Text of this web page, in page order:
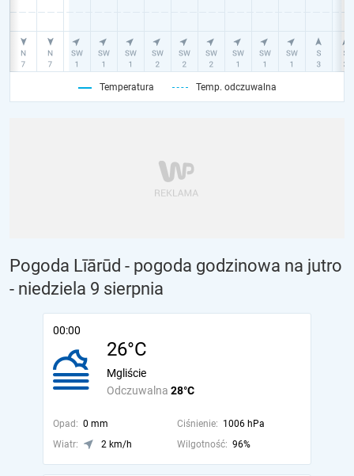
Temperatura Temp. odczuwalna
Pogoda Līārūd - pogoda godzinowa na jutro
- niedziela 9 sierpnia
00:00
26°C
Odczuwalna 28°C
Mgliście
Opad: 0 mm Ciśnienie: 1006 hPa
Wiatr:
2 km/h Wilgotność: 96%